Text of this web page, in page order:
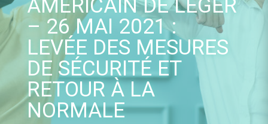
AMÉRICAIN DE LÉGER
– 26 MAI 2021 :
LEVÉE DES MESURES
DE SÉCURITÉ ET
RETOUR À LA
NORMALE